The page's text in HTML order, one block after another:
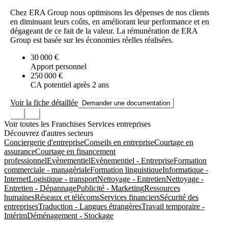
Chez ERA Group nous optimisons les dépenses de nos clients
en diminuant leurs coûts, en améliorant leur performance et en
dégageant de ce fait de la valeur. La rémunération de ERA
Group est basée sur les économies réelles réalisées.
30 000 €
Apport personnel
250 000 €
CA potentiel après 2 ans
Voir la fiche détaillée Demander une documentation
Voir toutes les Franchises Services entreprises
Découvrez d'autres secteurs
Conciergerie d'entrepriseConseils en entrepriseCourtage en
assuranceCourtage en financement
professionnelEvènementielEvènementiel - EntrepriseFormation
commerciale - managérialeFormation linguistiqueInformatique -
InternetLogistique - transportNettoyage - EntretienNettoyage -
Entretien - DépannagePublicité - MarketingRessources
humainesRéseaux et télécomsServices financiersSécurité des
entreprisesTraduction - Langues étrangèresTravail temporaire -
IntérimDéménagement - Stockage